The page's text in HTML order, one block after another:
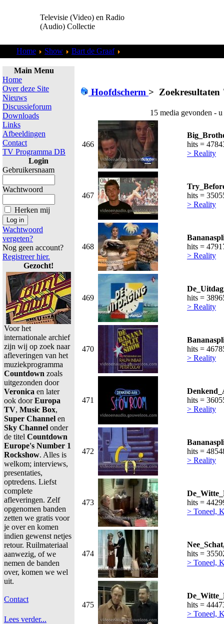
Televisie (Video) en Radio
(Audio) Collectie
Home Show Bart de Graaf
Main Menu
Home
Over deze Site
Nieuws
Discussieforum
Downloads
Links
Afbeeldingen
Contact
TV Programma DB
Login
Gebruikersnaam
Wachtwoord
Herken mij
Wachtwoord
vergeten?
Nog geen account?
Registreer hier.
Gezocht!
Voor het
internationale archief
zijn wij op zoek naar
afleveringen van het
muziekprogramma
Countdown zoals
uitgezonden door
Veronica en later
ook doorEuropa
TV, Music Box,
Super Channel en
Sky Channel onder
de titel Countdown
Europe's Number 1
Rockshow. Alles is
welkom; interviews,
presentaties,
optredens. Liefst
complete
afleveringen. Zelf
opgenomen banden
zetten we gratis voor
je over en komen
indien gewenst netjes
retour. Ruilmateriaal
aanwezig, of we
nemen de banden
over, komen we wel
uit.
Contact
Lees verder...
Hoofdscherm > Zoekresultaten
15 media gevonden -
466
hits =
> Reality
467
hits =
> Reality
468
hits =
> Reality
469
hits =
> Reality
470
hits =
> Reality
471
hits =
> Reality
472
hits =
> Reality
473
hits =
> Toneel,
474
hits =
> Toneel,
475
hits =
> Toneel,